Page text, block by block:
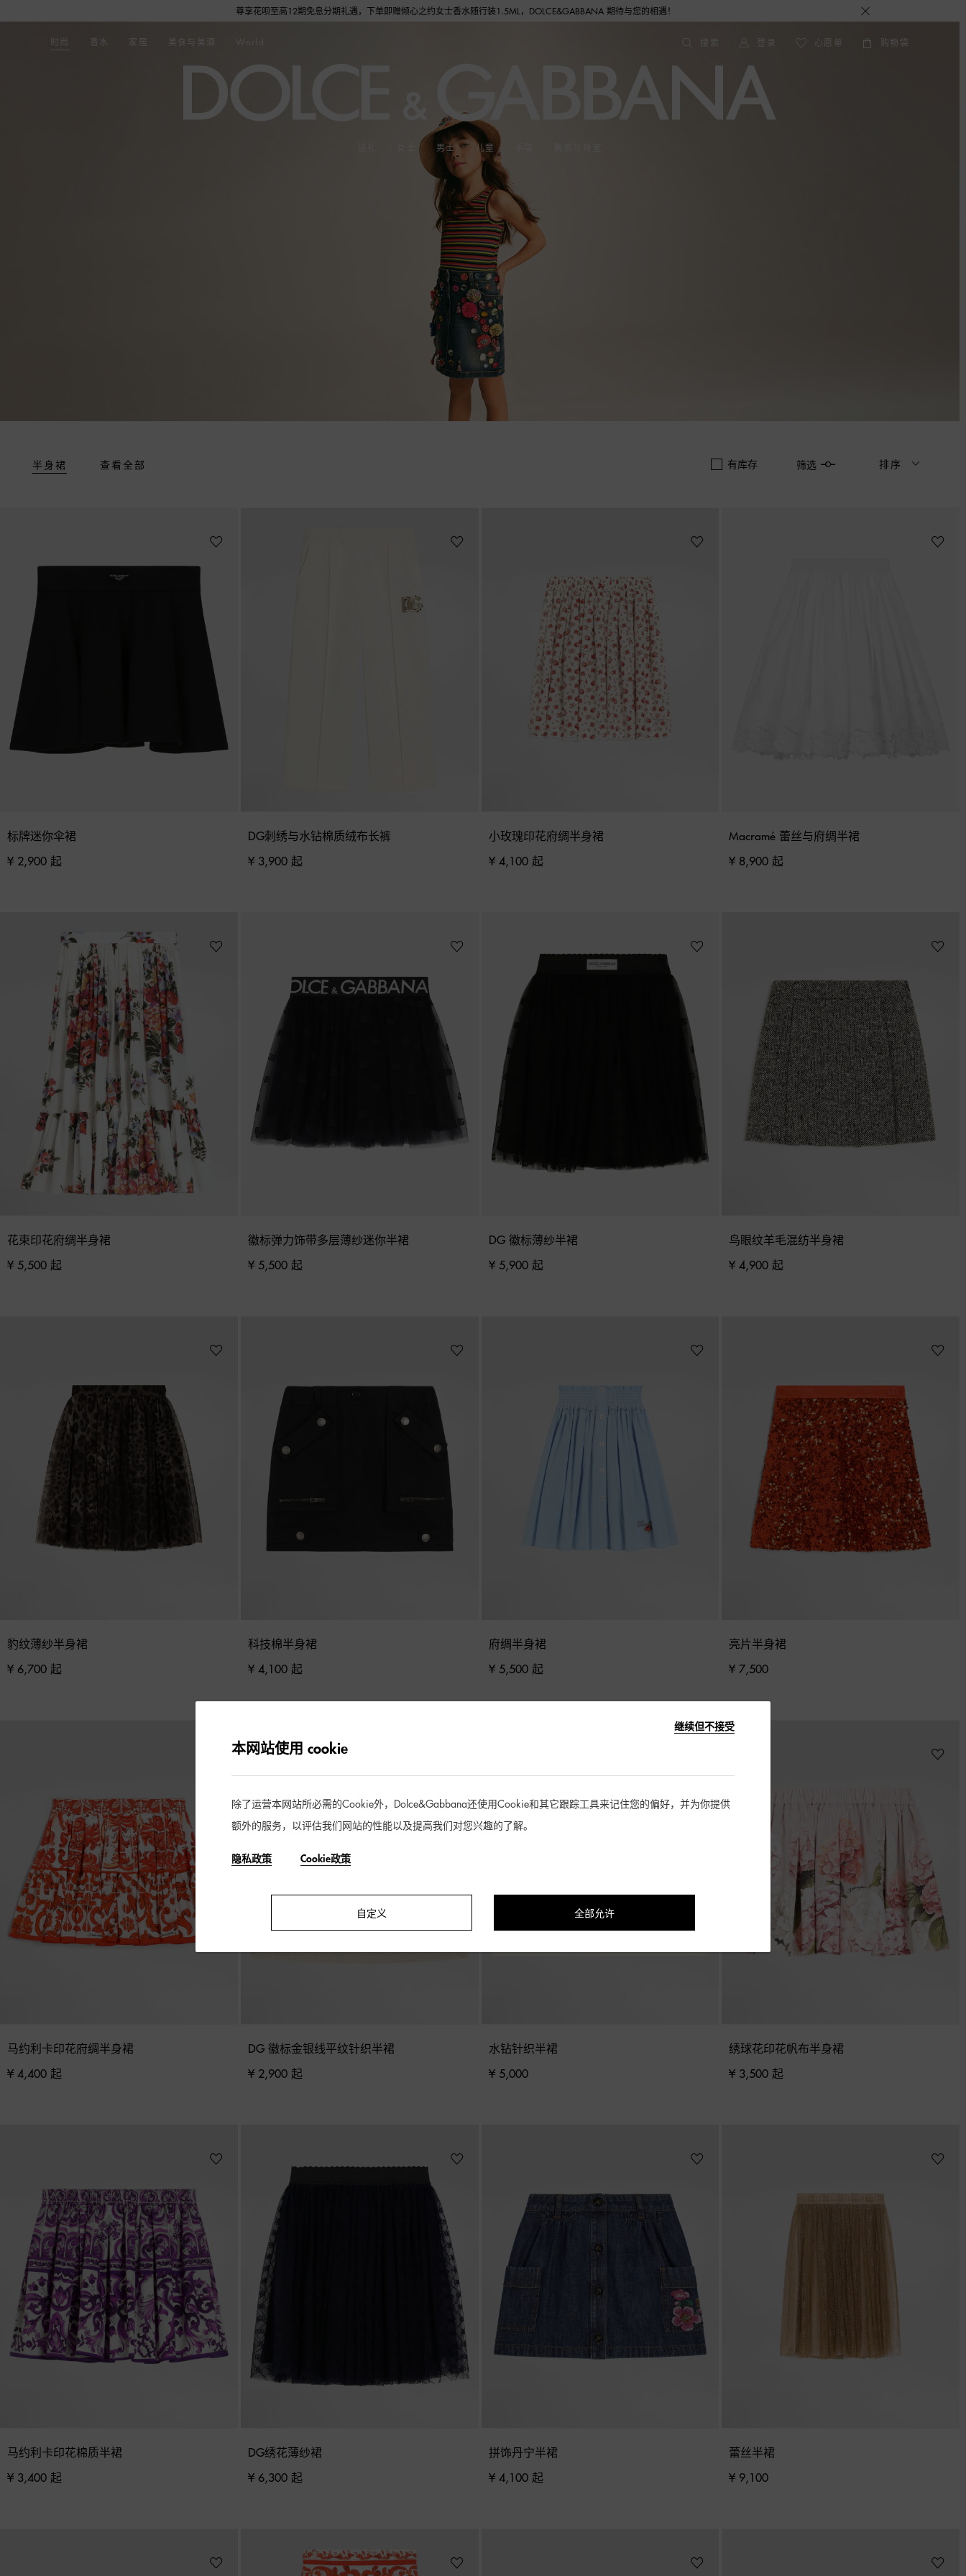
限，赠完即止。即刻选购，尊享花呗至高12期免息分期礼遇，下单即赠倾心之约女士香水随行装1.5ML，DOLCE&GABBANA 期待与您的相遇！
时尚 香水 家居 美食与美酒 World 搜索 登录 心愿单 购物袋
男士 儿童
半身裙 查看全部 有库存 筛选 排序
标牌迷你伞裙
¥ 2,900 起
DG刺绣与水钻棉质绒布长裤
¥ 3,900 起
小玫瑰印花府绸半身裙
¥ 4,100 起
Macramé 蕾丝与府绸半裙
¥ 8,900 起
花束印花府绸半身裙
¥ 5,500 起
徽标弹力饰带多层薄纱迷你半裙
¥ 5,500 起
DG 徽标薄纱半裙
¥ 5,900 起
鸟眼纹羊毛混纺半身裙
¥ 4,900 起
豹纹薄纱半身裙
¥ 6,700 起
科技棉半身裙
¥ 4,100 起
府绸半身裙
¥ 5,500 起
亮片半身裙
¥ 7,500
马约利卡印花府绸半身裙
¥ 4,400 起
DG 徽标金银线平纹针织半裙
¥ 2,900 起
水钻针织半裙
¥ 5,000
绣球花印花帆布半身裙
¥ 3,500 起
马约利卡印花棉质半裙
¥ 3,400 起
DG绣花薄纱裙
¥ 6,300 起
拼饰丹宁半裙
¥ 4,100 起
蕾丝半裙
¥ 9,100
继续但不接受
本网站使用 cookie
除了运营本网站所必需的Cookie外，Dolce&Gabbana还使用Cookie和其它跟踪工具来记住您的偏好，并为你提供
额外的服务，以评估我们网站的性能以及提高我们对您兴趣的了解。
隐私政策 Cookie政策
自定义 全部允许